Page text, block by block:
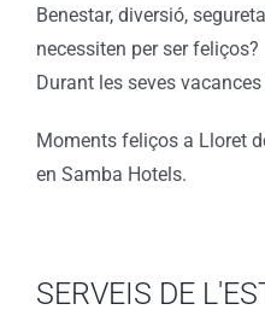
Benestar, diversió,
necessiten per ser feliços?
Durant les seves
Moments feliços a Lloret
en Samba Hotels.
SERVEIS DE